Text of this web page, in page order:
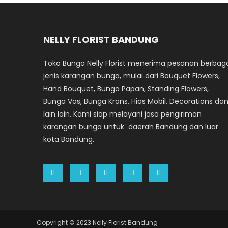
NELLY FLORIST BANDUNG
Toko Bunga Nelly Florist menerima pesanan
jenis karangan bunga, mulai dari Bouquet Flowers,
Hand Bouquet, Bunga Papan, Standing Flowers,
Bunga Vas, Bunga Krans, Hias Mobil, Decorations dan
lain lain. Kami siap melayani jasa pengiriman
karangan bunga untuk daerah Bandung dan luar
kota Bandung.
Copyright © 2023 Nelly Florist Bandung